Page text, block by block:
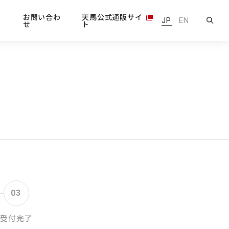
お問い合わ
せ
天馬公式通販サイ
ト JP EN
03
受付完了